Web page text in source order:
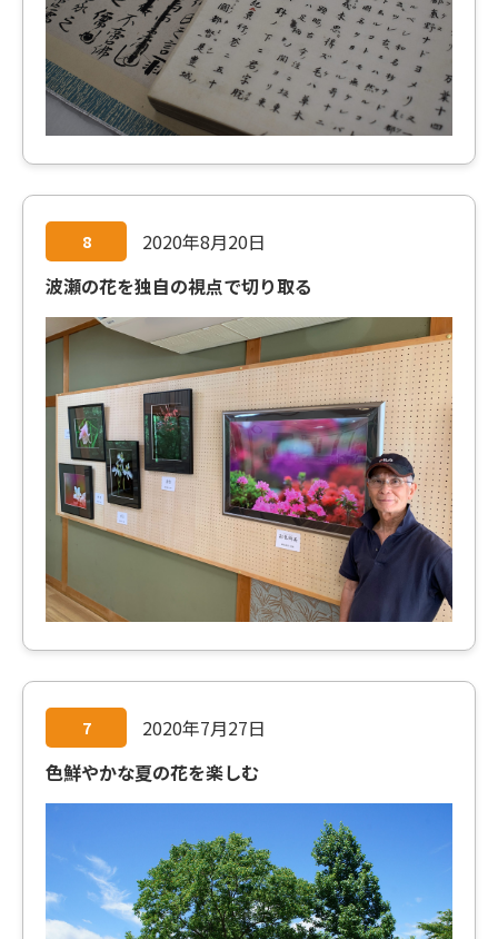
8
2020年8月20日
波瀬の花を独自の視点で切り取る
7
2020年7月27日
色鮮やかな夏の花を楽しむ